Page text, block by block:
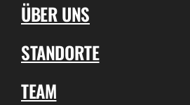
ÜBER UNS
STANDORTE
TEAM